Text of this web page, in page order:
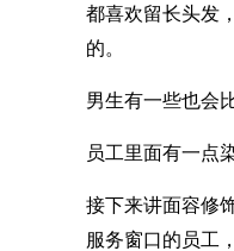
都喜欢留长头发
的。
男生有一些也会
员工里面有一点
接下来讲面容修
服务窗口的员工